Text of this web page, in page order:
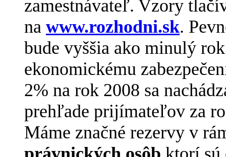
zamestnávateľ. Vzory
na www.rozhodni.sk.
bude vyššia ako minulý
ekonomickému
2% na rok 2008 sa
prehľade prijímateľov za
Máme značné rezervy v